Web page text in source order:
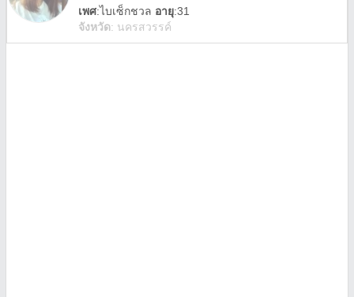
เพศ:ไบเซ็กชวล อายุ:31
จังหวัด: นครสวรรค์